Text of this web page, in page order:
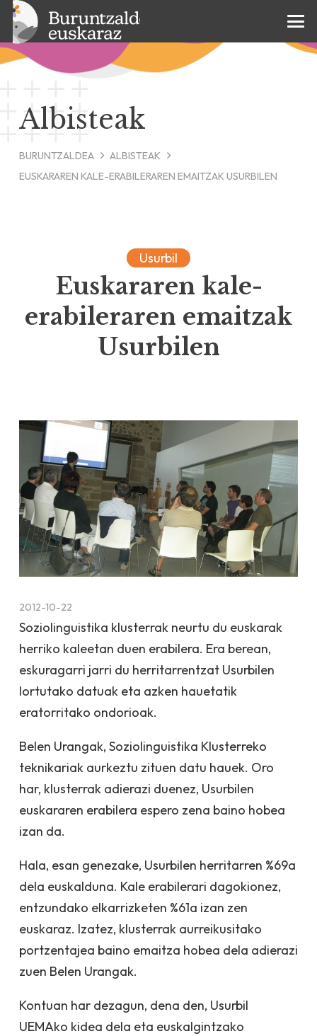
Albisteak
BURUNTZALDEA
ALBISTEAK
EUSKARAREN KALE-ERABILERAREN EMAITZAK USURBILEN
Usurbil
Euskararen kale-
erabileraren emaitzak
Usurbilen
2012-10-22
Soziolinguistika klusterrak neurtu du euskarak
herriko kaleetan duen erabilera. Era berean,
eskuragarri jarri du herritarrentzat Usurbilen
lortutako datuak eta azken hauetatik
eratorritako ondorioak.
Belen Urangak, Soziolinguistika Klusterreko
teknikariak aurkeztu zituen datu hauek. Oro
har, klusterrak adierazi duenez, Usurbilen
euskararen erabilera espero zena baino hobea
izan da.
Hala, esan genezake, Usurbilen herritarren %69a
dela euskalduna. Kale erabilerari dagokionez,
entzundako elkarrizketen %61a izan zen
euskaraz. Izatez, klusterrak aurreikusitako
portzentajea baino emaitza hobea dela adierazi
zuen Belen Urangak.
Kontuan har dezagun, dena den, Usurbil
UEMAko kidea dela eta euskalgintzako